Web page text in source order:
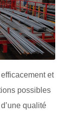
et
possibles
qualité